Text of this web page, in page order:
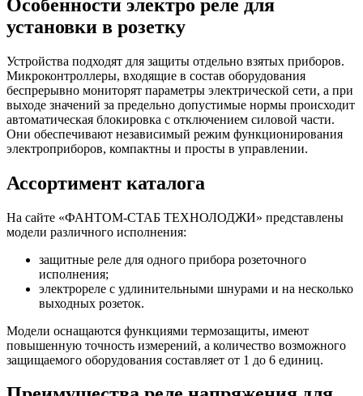
Особенности электро реле для
установки в розетку
Устройства подходят для защиты отдельно взятых приборов.
Микроконтроллеры, входящие в состав оборудования
беспрерывно мониторят параметры электрической сети, а при
выходе значений за предельно допустимые нормы происходит
автоматическая блокировка с отключением силовой части.
Они обеспечивают независимый режим функционирования
электроприборов, компактны и просты в управлении.
Ассортимент каталога
На сайте «ФАНТОМ-СТАБ ТЕХНОЛОДЖИ» представлены
модели различного исполнения:
защитные реле для одного прибора розеточного
исполнения;
электрореле с удлинительными шнурами и на несколько
выходных розеток.
Модели оснащаются функциями термозащиты, имеют
повышенную точность измерений, а количество возможного
защищаемого оборудования составляет от 1 до 6 единиц.